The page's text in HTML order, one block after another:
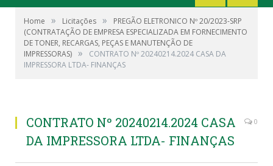
Home » Licitações »
PREGÃO ELETRONICO Nº 20/2023-SRP
(CONTRATAÇÃO DE EMPRESA ESPECIALIZADA EM FORNECIMENTO
DE TONER, RECARGAS, PEÇAS E MANUTENÇÃO DE
IMPRESSORAS) »
CONTRATO Nº 20240214.2024 CASA DA
IMPRESSORA LTDA- FINANÇAS
CONTRATO Nº 20240214.2024 CASA
DA IMPRESSORA LTDA- FINANÇAS
0